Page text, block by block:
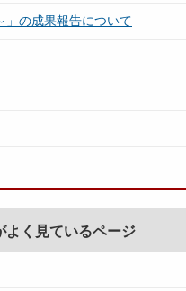
」の成果報告について
よく見ているページ